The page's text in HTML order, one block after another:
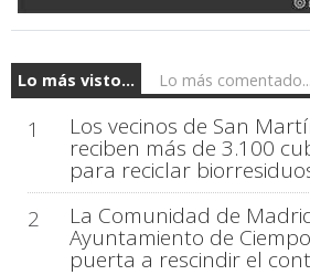
Lo más visto... Lo más comentado...
1 Los vecinos de San
reciben más de 3.100
para reciclar
2
La Comunidad de
Ayuntamiento de
puerta a rescindir el